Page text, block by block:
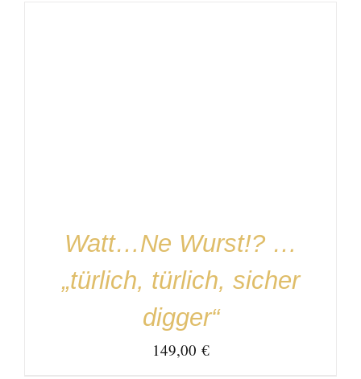
Watt…Ne Wurst!? …
„türlich, türlich, sicher
digger“
149,00 €